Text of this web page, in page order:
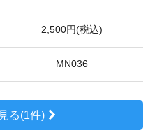
2,500円(税込)
MN036
る(1件)